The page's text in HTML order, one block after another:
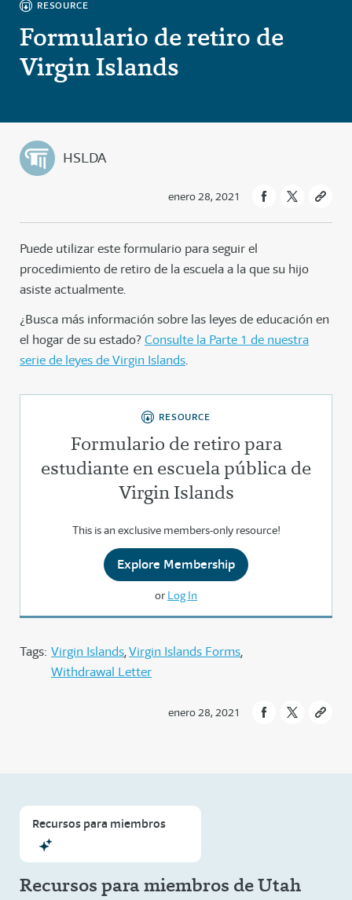
RESOURCE
Formulario de retiro de
Virgin Islands
HSLDA
enero 28, 2021
Puede utilizar este formulario para seguir el
procedimiento de retiro de la escuela a la que su hijo
asiste actualmente.
¿Busca más información sobre las leyes de educación en
el hogar de su estado? Consulte la Parte 1 de nuestra
serie de leyes de Virgin Islands.
RESOURCE
Formulario de retiro para
estudiante en escuela pública de
Virgin Islands
This is an exclusive members-only resource!
Explore Membership
or Log In
Tags: Virgin Islands Virgin Islands Forms
Withdrawal Letter
enero 28, 2021
Recursos para miembros
Recursos para miembros de Utah